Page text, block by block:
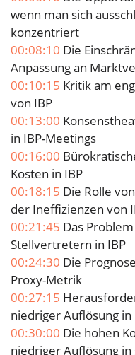
wenn man sich
konzentriert
00:08:10 Die
Anpassung an
00:10:15 Kritik am
von IBP
00:13:00
in IBP-Meetings
00:16:00
Kosten in IBP
00:18:15 Die Rolle
der Ineffizienzen von
00:21:45 Das
Stellvertretern in IBP
00:24:30 Die
Proxy-Metrik
00:27:15
niedriger Auflösung in
00:30:00 Die hohen
niedriger Auflösung in